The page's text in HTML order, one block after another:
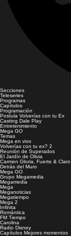
Secciones
Teleseries
Programas
Capítulos
Programación
Postula Volverías con tu Ex
Casting Dale Play
Entretenimiento
Mega GO
Temas
Mega en vivo
Volverías con tu ex? 2
Reunión de Superados
El Jardín de Olivia
Carmen Gloria, Fuerte & Claro
Detrás del Muro
Mega GO
Grupo Megamedia
Megamedia
Mega
Meganoticias
Megatiempo
Mega 2
Infinita
Romántica
FM Tiempo
Carolina
Radio Disney
Capítulos Mejores momentos